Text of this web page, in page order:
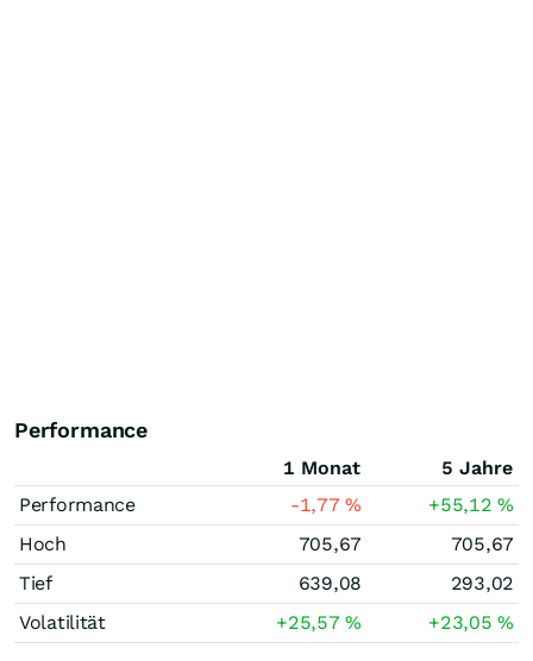
Performance
1 Monat
5 Jahre
Performance
-1,77% +55,12%
Hoch
705,67
705,67
Tief
639,08
293,02
Volatilität
+25,57% +23,05%